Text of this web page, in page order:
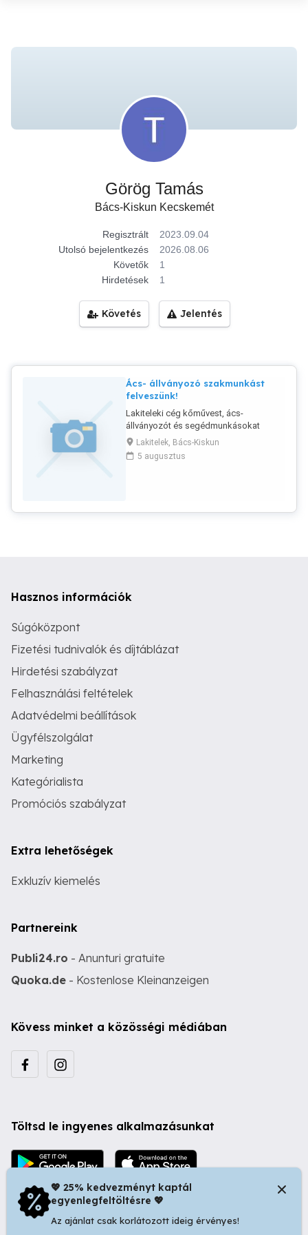
Görög Tamás
Bács-Kiskun Kecskemét
Regisztrált
2023.09.04
Utolsó bejelentkezés
2026.08.06
Követők
1
Hirdetések
1
Követés Jelentés
Ács- állványozó szakmunkást
felveszünk!
Lakiteleki cég kőművest, ács-
állványozót és segédmunkásokat
keres, Lakitelek-Tiszakécske-
Kecskemét környéki munkákra!
Lakitelek, Bács-Kiskun
5 augusztus
Hasznos információk
Súgóközpont
Fizetési tudnivalók és díjtáblázat
Hirdetési szabályzat
Felhasználási feltételek
Adatvédelmi beállítások
Ügyfélszolgálat
Marketing
Kategórialista
Promóciós szabályzat
Extra lehetőségek
Exkluzív kiemelés
Partnereink
Publi24.ro - Anunturi gratuite
Quoka.de - Kostenlose Kleinanzeigen
Kövess minket a közösségi médiában
Töltsd le ingyenes alkalmazásunkat
💖 25% kedvezményt kaptál
egyenlegfeltöltésre 💖
Az ajánlat csak korlátozott ideig érvényes!